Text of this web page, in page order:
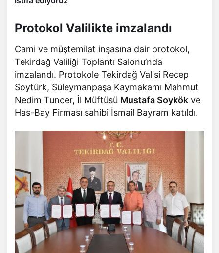
Protokol Valilikte imzalandı
Cami ve müştemilat inşasına dair protokol,
Tekirdağ Valiliği Toplantı Salonu’nda
imzalandı. Protokole Tekirdağ Valisi Recep
Soytürk, Süleymanpaşa Kaymakamı Mahmut
Nedim Tuncer, İl Müftüsü Mustafa Soykök ve
Has-Bay Firması sahibi İsmail Bayram katıldı.